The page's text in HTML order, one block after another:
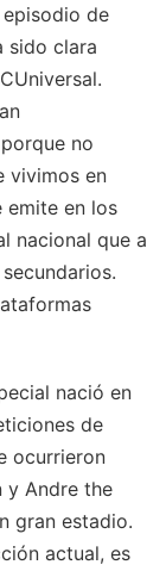
de
sido clara
no
vivimos en
emite en los
nacional que a
nació en
de
ocurrieron
y Andre the
gran estadio.
actual, es